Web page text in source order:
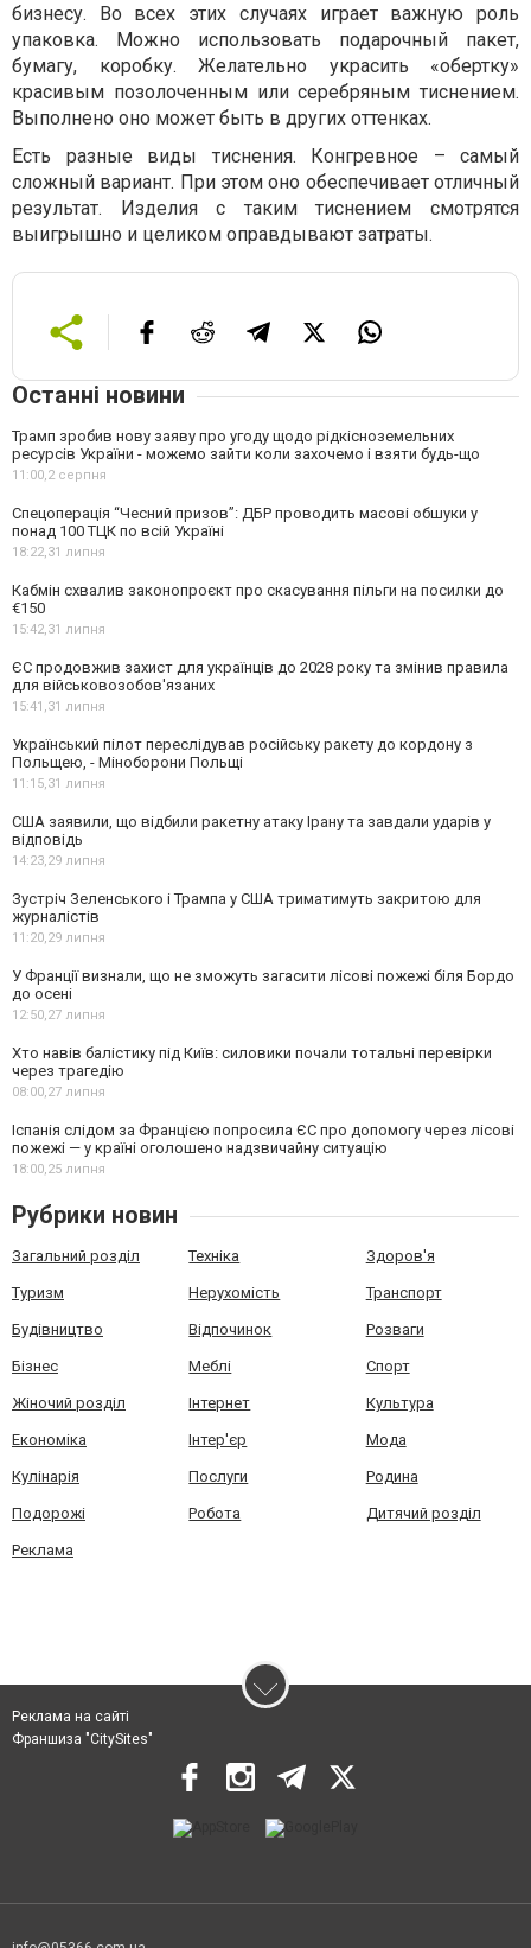
бизнесу. Во всех этих случаях играет важную роль
упаковка. Можно использовать подарочный пакет,
бумагу, коробку. Желательно украсить «обертку»
красивым позолоченным или серебряным тиснением.
Выполнено оно может быть в других оттенках.
Есть разные виды тиснения. Конгревное – самый
сложный вариант. При этом оно обеспечивает отличный
результат. Изделия с таким тиснением смотрятся
выигрышно и целиком оправдывают затраты.
Останні новини
Трамп зробив нову заяву про угоду щодо рідкісноземельних
ресурсів України - можемо зайти коли захочемо і взяти будь-що
11:00,2 серпня
Спецоперація “Чесний призов”: ДБР проводить масові обшуки у
понад 100 ТЦК по всій Україні
18:22,31 липня
Кабмін схвалив законопроєкт про скасування пільги на посилки до
€150
15:42,31 липня
ЄС продовжив захист для українців до 2028 року та змінив правила
для військовозобов'язаних
15:41,31 липня
Український пілот переслідував російську ракету до кордону з
Польщею, - Міноборони Польщі
11:15,31 липня
США заявили, що відбили ракетну атаку Ірану та завдали ударів у
відповідь
14:23,29 липня
Зустріч Зеленського і Трампа у США триматимуть закритою для
журналістів
11:20,29 липня
У Франції визнали, що не зможуть загасити лісові пожежі біля Бордо
до осені
12:50,27 липня
Хто навів балістику під Київ: силовики почали тотальні перевірки
через трагедію
08:00,27 липня
Іспанія слідом за Францією попросила ЄС про допомогу через лісові
пожежі — у країні оголошено надзвичайну ситуацію
18:00,25 липня
Рубрики новин
Загальний розділ Техніка Здоров'я
Туризм Нерухомість Транспорт
Будівництво Відпочинок Розваги
Бізнес Меблі Спорт
Жіночий розділ Інтернет Культура
Економіка Інтер'єр Мода
Кулінарія Послуги Родина
Подорожі Робота Дитячий розділ
Реклама
Реклама на сайті
Франшиза "CitySites"